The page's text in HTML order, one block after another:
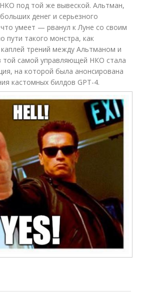
под той же вывеской. Альтман,
денег и серьезного
умеет — рванул к Луне со своим
пути такого монстра, как
трений между Альтманом и
той самой управляющей НКО стала
на которой была анонсирована
кастомных билдов GPT-4.